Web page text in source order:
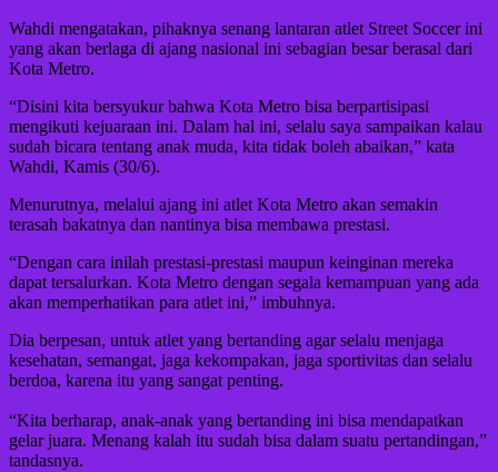
Wahdi mengatakan, pihaknya senang lantaran atlet Street Soccer ini
yang akan berlaga di ajang nasional ini sebagian besar berasal dari
Kota Metro.
“Disini kita bersyukur bahwa Kota Metro bisa berpartisipasi
mengikuti kejuaraan ini. Dalam hal ini, selalu saya sampaikan kalau
sudah bicara tentang anak muda, kita tidak boleh abaikan,” kata
Wahdi, Kamis (30/6).
Menurutnya, melalui ajang ini atlet Kota Metro akan semakin
terasah bakatnya dan nantinya bisa membawa prestasi.
“Dengan cara inilah prestasi-prestasi maupun keinginan mereka
dapat tersalurkan. Kota Metro dengan segala kemampuan yang ada
akan memperhatikan para atlet ini,” imbuhnya.
Dia berpesan, untuk atlet yang bertanding agar selalu menjaga
kesehatan, semangat, jaga kekompakan, jaga sportivitas dan selalu
berdoa, karena itu yang sangat penting.
“Kita berharap, anak-anak yang bertanding ini bisa mendapatkan
gelar juara. Menang kalah itu sudah bisa dalam suatu pertandingan,”
tandasnya.